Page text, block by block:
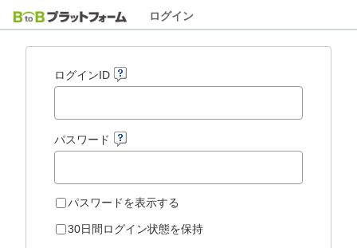
ログイン
ログインID
パスワード
パスワードを表示する
30日間ログイン状態を保持